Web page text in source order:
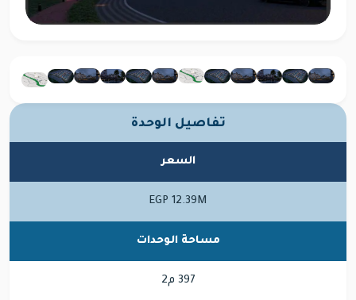
تفاصيل الوحدة
السعر
EGP 12.39M
مساحة الوحدات
397 م2